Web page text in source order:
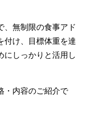
、無制限の食事アド
付け、目標体重を達
にしっかりと活用し
・内容のご紹介で